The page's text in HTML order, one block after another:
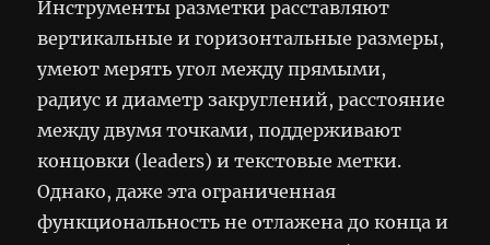
Инструменты разметки расставляют
вертикальные и горизонтальные размеры,
умеют мерять угол между прямыми,
радиус и диаметр закруглений, расстояние
между двумя точками, поддерживают
концовки (leaders) и текстовые метки.
Однако, даже эта ограниченная
функциональность не отлажена до конца и